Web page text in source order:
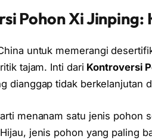
Pohon Xi
untuk memerangi
tajam. Inti dari Kontroversi
dianggap tidak berkelanjutan
menanam satu jenis pohon
jenis pohon yang paling